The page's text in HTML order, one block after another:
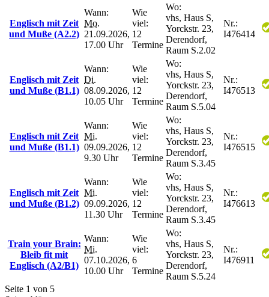
Englisch mit Zeit
und Muße (A2.2)
Wann:
Mo.
21.09.2026,
17.00 Uhr
Wie
viel:
12
Termine
Wo:
vhs, Haus S,
Yorckstr. 23,
Derendorf,
Raum S.2.02
Nr.:
I476414
Englisch mit Zeit
und Muße (B1.1)
Wann:
Di.
08.09.2026,
10.05 Uhr
Wie
viel:
12
Termine
Wo:
vhs, Haus S,
Yorckstr. 23,
Derendorf,
Raum S.5.04
Nr.:
I476513
Englisch mit Zeit
und Muße (B1.1)
Wann:
Mi.
09.09.2026,
9.30 Uhr
Wie
viel:
12
Termine
Wo:
vhs, Haus S,
Yorckstr. 23,
Derendorf,
Raum S.3.45
Nr.:
I476515
Englisch mit Zeit
und Muße (B1.2)
Wann:
Mi.
09.09.2026,
11.30 Uhr
Wie
viel:
12
Termine
Wo:
vhs, Haus S,
Yorckstr. 23,
Derendorf,
Raum S.3.45
Nr.:
I476613
Train your Brain:
Bleib fit mit
Englisch (A2/B1)
Wann:
Mi.
07.10.2026,
10.00 Uhr
Wie
viel:
6
Termine
Wo:
vhs, Haus S,
Yorckstr. 23,
Derendorf,
Raum S.5.24
Nr.:
I476911
Seite 1 von 5